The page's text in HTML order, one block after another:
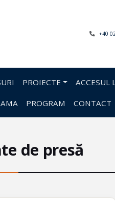
+40
PROIECTE ACCESUL
PROGRAM CONTACT
de presă